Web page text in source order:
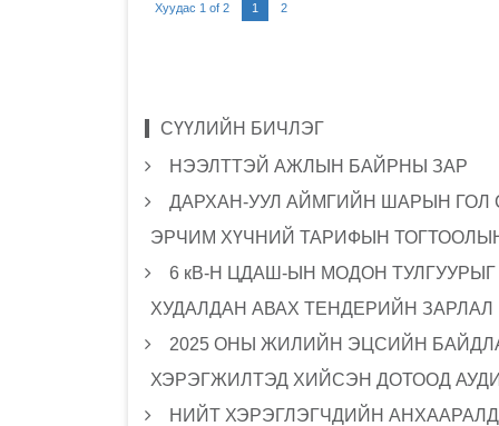
Хуудас 1 of 2 1 2
СҮҮЛИЙН БИЧЛЭГ
НЭЭЛТТЭЙ АЖЛЫН БАЙРНЫ ЗАР
ДАРХАН-УУЛ АЙМГИЙН ШАРЫН ГОЛ
ЭРЧИМ ХҮЧНИЙ ТАРИФЫН
6 кВ-Н ЦДАШ-ЫН МОДОН
ХУДАЛДАН АВАХ ТЕНДЕРИЙН ЗАРЛАЛ
2025 ОНЫ ЖИЛИЙН ЭЦСИЙН
ХЭРЭГЖИЛТЭД ХИЙСЭН ДОТООД
НИЙТ ХЭРЭГЛЭГЧДИЙН АНХААРАЛД